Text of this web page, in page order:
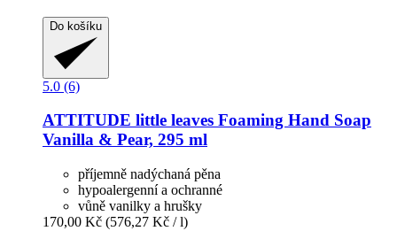
Do košíku
5.0 (6)
ATTITUDE little leaves Foaming Hand Soap
Vanilla & Pear, 295 ml
příjemně nadýchaná pěna
hypoalergenní a ochranné
vůně vanilky a hrušky
170,00 Kč (576,27 Kč / l)